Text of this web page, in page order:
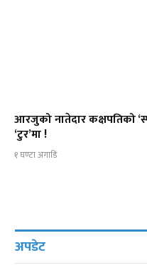
आरजुको नातेदार कक्षपतिको
‘टुर’मा !
१ घण्टा अगाडि
अपडेट